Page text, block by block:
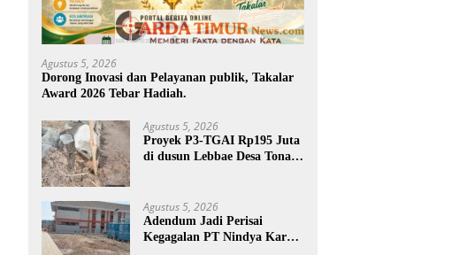
Agustus 5, 2026
Dorong Inovasi dan Pelayanan publik, Takalar
Award 2026 Tebar Hadiah.
Agustus 5, 2026
Proyek P3-TGAI Rp195 Juta
di dusun Lebbae Desa Tonasa
Agustus 5, 2026
Adendum Jadi Perisai
Kegagalan PT Nindya Karya